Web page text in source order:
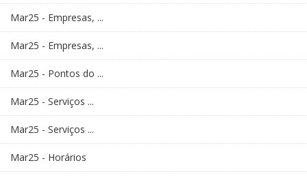
Mar25 - Empresas, ...
Mar25 - Empresas, ...
Mar25 - Pontos do ...
Mar25 - Serviços ...
Mar25 - Serviços ...
Mar25 - Horários